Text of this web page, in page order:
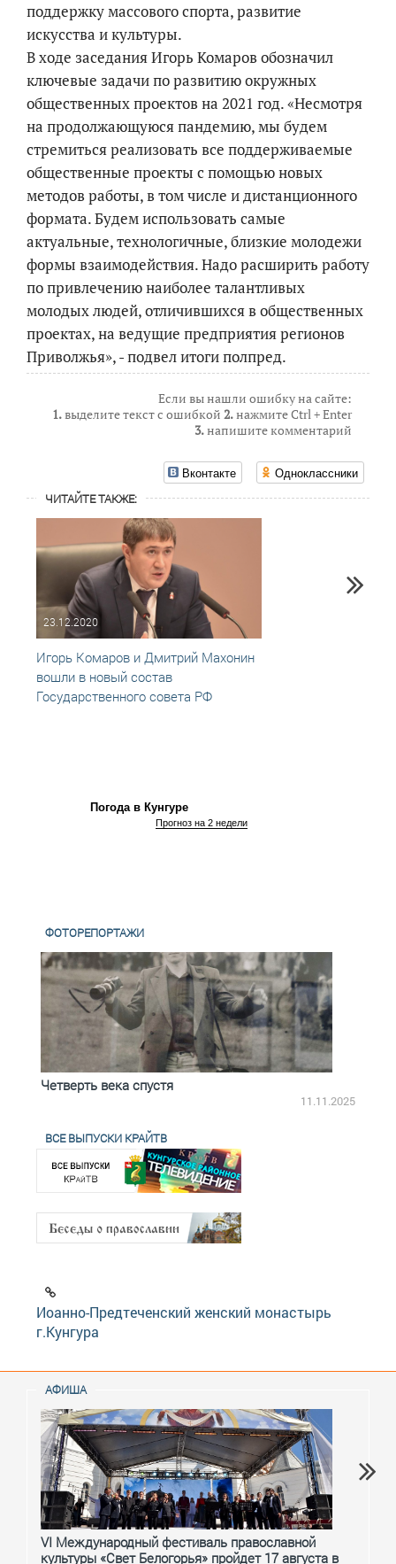
поддержку массового спорта, развитие
искусства и культуры.
В ходе заседания Игорь Комаров обозначил
ключевые задачи по развитию окружных
общественных проектов на 2021 год. «Несмотря
на продолжающуюся пандемию, мы будем
стремиться реализовать все поддерживаемые
общественные проекты с помощью новых
методов работы, в том числе и дистанционного
формата. Будем использовать самые
актуальные, технологичные, близкие молодежи
формы взаимодействия. Надо расширить работу
по привлечению наиболее талантливых
молодых людей, отличившихся в общественных
проектах, на ведущие предприятия регионов
Приволжья», - подвел итоги полпред.
Если вы нашли ошибку на сайте:
1.выделите текст с ошибкой 2.нажмите Ctrl + Enter
3.напишите комментарий
Вконтакте Одноклассники
ЧИТАЙТЕ ТАКЖЕ:
23.12.2020
Игорь Комаров и Дмитрий Махонин
вошли в новый состав
Государственного совета РФ
Погода в Кунгуре
Прогноз на 2 недели
ФОТОРЕПОРТАЖИ
Четверть века спустя
11.11.2025
ВСЕ ВЫПУСКИ КРАЙТВ
Иоанно-Предтеченский женский монастырь
г.Кунгура
АФИША
VI Международный фестиваль православной
культуры «Свет Белогорья» пройдет 17 августа в